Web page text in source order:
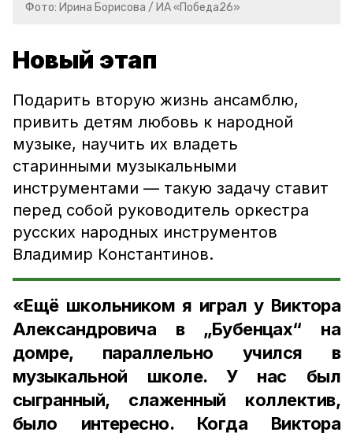
Фото: Ирина Борисова / ИА «Победа26»
Новый этап
Подарить вторую жизнь ансамблю,
привить детям любовь к народной
музыке, научить их владеть
старинными музыкальными
инструментами — такую задачу ставит
перед собой руководитель оркестра
русских народных инструментов
Владимир Константинов.
«Ещё школьником я играл у Виктора
Александровича в „Бубенцах“ на
домре, параллельно учился в
музыкальной школе. У нас был
сыгранный, слаженный коллектив,
было интересно. Когда Виктора